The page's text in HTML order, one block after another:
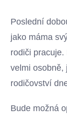
Poslední
jako máma
rodiči
velmi osobně,
rodičovství
Bude možná